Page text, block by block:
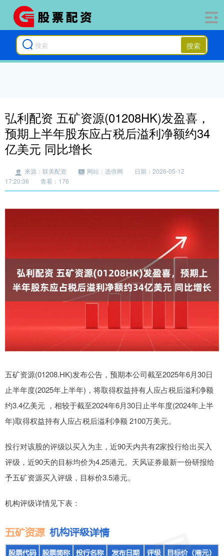
搜索
弘利配资 五矿资源(01208HK)发盈喜，
预期上半年股东应占税后溢利净额约34
亿美元 同比增长
来源：联美配资 网站：选倍网
日期：2026-05-12
17:20:36
查看：176
五矿资源(01208.HK)发布公告，预期本公司截至2025年6月30日
止半年度(2025年上半年)，将取得权益持有人应占税后溢利净额
约3.4亿美元 ，相较于截至2024年6月30日止半年度(2024年上半
年)取得权益持有人应占税后溢利净额 2100万美元。
投行对该股的评级以买入为主，近90天内共有2家投行给出买入
评级，近90天的目标均价为4.25港元。天风证券最新一份研报给
予五矿资源买入评级，目标价3.5港元。
机构评级详情见下表：